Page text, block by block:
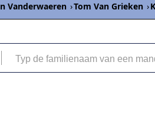
Vanderwaeren ›Tom Van Grieken ›